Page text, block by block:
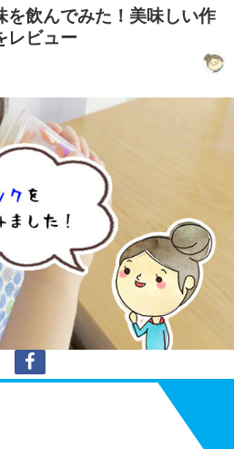
を飲んでみた！美味しい作
レビュー